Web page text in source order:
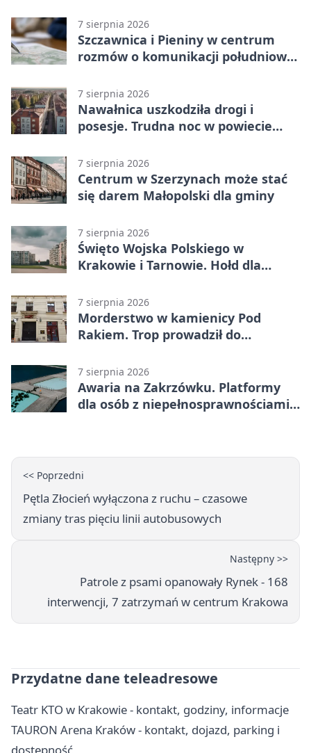
7 sierpnia 2026
Szczawnica i Pieniny w centrum
rozmów o komunikacji południowej
7 sierpnia 2026
Nawałnica uszkodziła drogi i
posesje. Trudna noc w powiecie
7 sierpnia 2026
Centrum w Szerzynach może stać
się darem Małopolski dla gminy
7 sierpnia 2026
Święto Wojska Polskiego w
Krakowie i Tarnowie. Hołd dla
7 sierpnia 2026
Morderstwo w kamienicy Pod
Rakiem. Trop prowadził do
7 sierpnia 2026
Awaria na Zakrzówku. Platformy
dla osób z niepełnosprawnościami
<< Poprzedni
Pętla Złocień wyłączona z ruchu – czasowe
zmiany tras pięciu linii autobusowych
Następny >>
Patrole z psami opanowały Rynek - 168
interwencji, 7 zatrzymań w centrum Krakowa
Przydatne dane teleadresowe
Teatr KTO w Krakowie - kontakt, godziny, informacje
TAURON Arena Kraków - kontakt, dojazd, parking i
dostępność